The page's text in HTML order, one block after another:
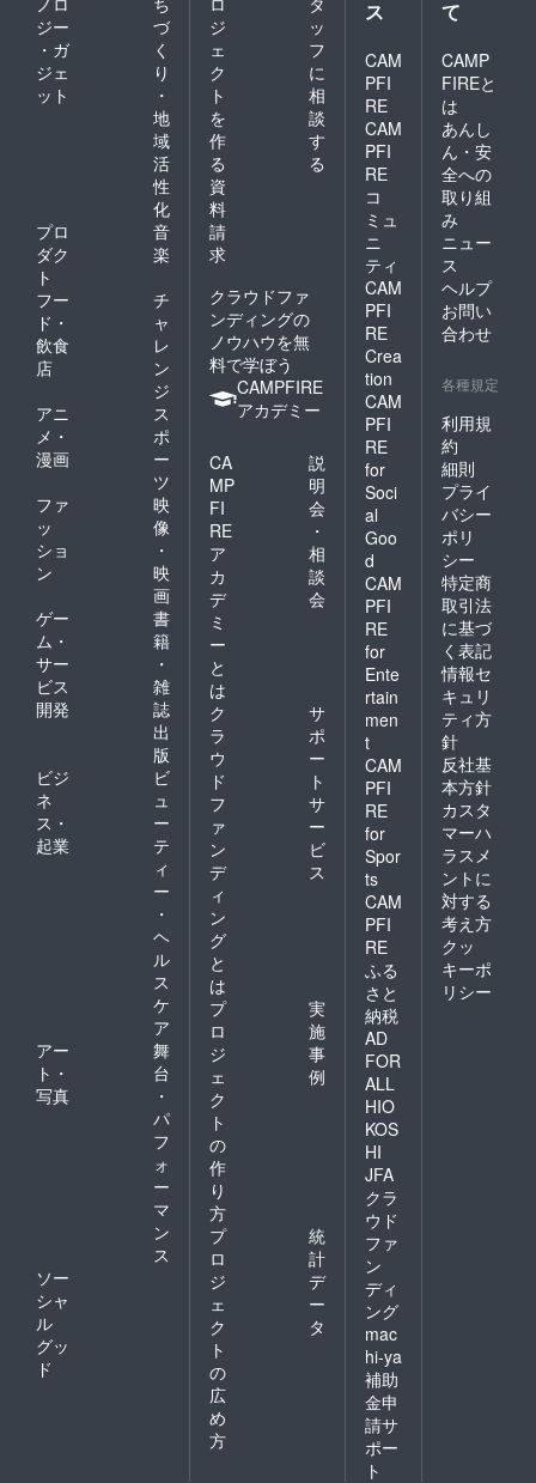
ジー
・ガ
ジェ
ット
づ
く
り
・
地
域
活
性
化
プロ
ダク
ト
音
楽
フー
ド・
飲食
店
チ
ャ
レ
ン
ジ
アニ
メ・
漫画
ス
ポ
ー
ツ
ファ
ッ
ショ
ン
映
像
・
映
画
ゲー
ム・
サー
ビス
開発
書
籍
・
雑
誌
出
版
ビジ
ネ
ス・
起業
ビ
ュ
ー
テ
ィ
ー
・
ヘ
ル
ス
ケ
ア
アー
ト・
写真
舞
台
・
パ
フ
ォ
ー
マ
ン
ス
ソー
シャ
ル
グッ
ド
ジ
ェ
ク
ト
を
作
る
ッ
フ
に
相
談
す
る
資
料
請
求
クラウドファ
ンディングの
ノウハウを無
料で学ぼう
CAMPFIRE
アカデミー
CA
MP
FI
RE
ア
カ
デ
ミ
ー
と
は
説
明
会
・
相
談
会
ク
ラ
ウ
ド
フ
ァ
ン
デ
ィ
ン
グ
と
は
サ
ポ
ー
ト
サ
ー
ビ
ス
プ
ロ
ジ
ェ
ク
ト
の
作
り
方
実
施
事
例
プ
ロ
ジ
ェ
ク
ト
の
広
め
方
統
計
デ
ー
タ
ス
CAM
PFI
RE
CAM
PFI
RE
コ
ミュ
ニ
ティ
CAM
PFI
RE
Crea
tion
CAM
PFI
RE
for
Soci
al
Goo
d
CAM
PFI
RE
for
Ente
rtain
men
t
CAM
PFI
RE
for
Spor
ts
CAM
PFI
RE
ふる
さと
納税
AD
FOR
ALL
HIO
KOS
HI
JFA
クラ
ウド
ファ
ン
ディ
ング
mac
hi-ya
補助
金申
請サ
ポー
ト
て
CAMP
FIREと
は
あんし
ん・安
全への
取り組
み
ニュー
ス
ヘルプ
お問い
合わせ
各種規定
利用規
約
細則
プライ
バシー
ポリ
シー
特定商
取引法
に基づ
く表記
情報セ
キュリ
ティ方
針
反社基
本方針
カスタ
マーハ
ラスメ
ントに
対する
考え方
クッ
キーポ
リシー